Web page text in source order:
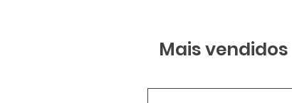
Mais vendidos